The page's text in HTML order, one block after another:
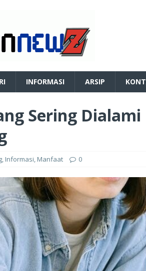
INFORMASI ARSIP
Sering
, Informasi, Manfaat 0